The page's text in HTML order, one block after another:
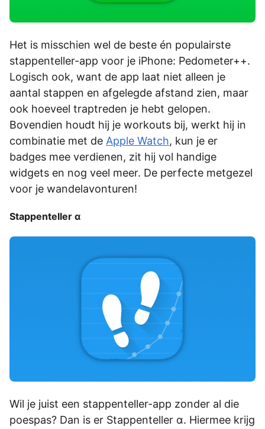
Het is misschien wel de beste én populairste
stappenteller-app voor je iPhone: Pedometer++.
Logisch ook, want de app laat niet alleen je
aantal stappen en afgelegde afstand zien, maar
ook hoeveel traptreden je hebt gelopen.
Bovendien houdt hij je workouts bij, werkt hij in
combinatie met de Apple Watch, kun je er
badges mee verdienen, zit hij vol handige
widgets en nog veel meer. De perfecte metgezel
voor je wandelavonturen!
Stappenteller α
Wil je juist een stappenteller-app zonder al die
poespas? Dan is er Stappenteller α. Hiermee krijg